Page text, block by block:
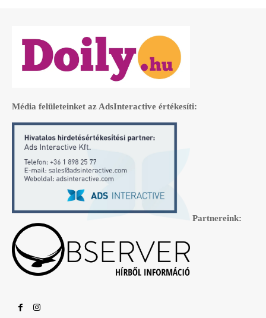
Média felületeinket az AdsInteractive értékesíti:
Partnereink: